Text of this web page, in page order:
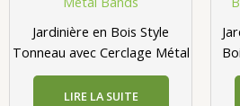
Jardinière en Bois Style
Tonneau avec Cerclage Métal
LIRE LA SUITE